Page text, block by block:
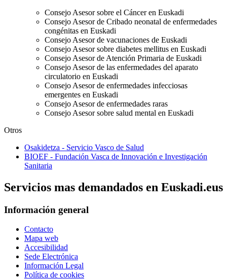
Consejo Asesor sobre el Cáncer en Euskadi
Consejo Asesor de Cribado neonatal de enfermedades
congénitas en Euskadi
Consejo Asesor de vacunaciones de Euskadi
Consejo Asesor sobre diabetes mellitus en Euskadi
Consejo Asesor de Atención Primaria de Euskadi
Consejo Asesor de las enfermedades del aparato
circulatorio en Euskadi
Consejo Asesor de enfermedades infecciosas
emergentes en Euskadi
Consejo Asesor de enfermedades raras
Consejo Asesor sobre salud mental en Euskadi
Otros
Osakidetza - Servicio Vasco de Salud
BIOEF - Fundación Vasca de Innovación e Investigación
Sanitaria
Servicios mas demandados en Euskadi.eus
Información general
Contacto
Mapa web
Accesibilidad
Sede Electrónica
Información Legal
Política de cookies